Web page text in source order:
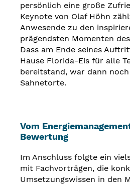
persönlich eine große
Keynote von Olaf Höhn
Anwesende zu den
prägendsten Momenten
Dass am Ende seines
Hause Florida-Eis für alle
bereitstand, war dann
Sahnetorte.
Vom
Bewertung
Im Anschluss folgte ein
mit Fachvorträgen, die
Umsetzungswissen in den